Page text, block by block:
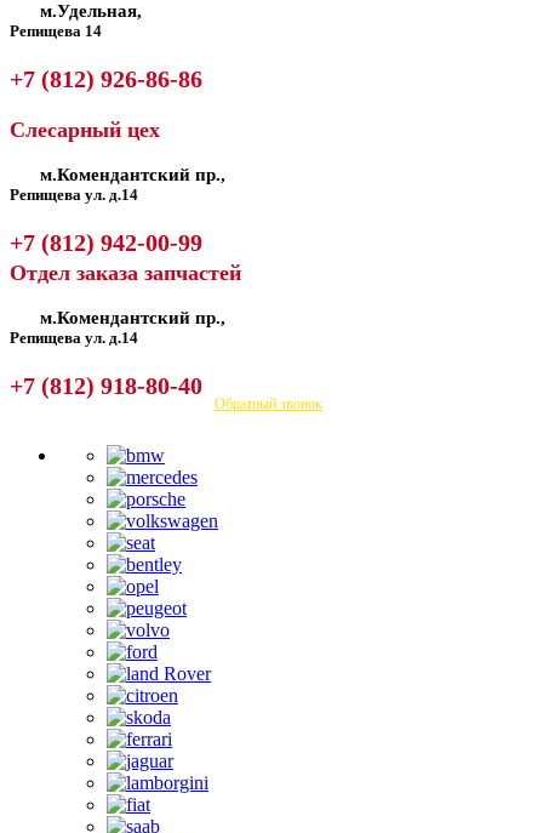
м.Удельная,
Репищева 14
+7 (812) 926-86-86
Слесарный цех
м.Комендантский пр.,
Репищева ул. д.14
+7 (812) 942-00-99
Отдел заказа запчастей
м.Комендантский пр.,
Репищева ул. д.14
+7 (812) 918-80-40
Посмотреть на карте Обратный звонок